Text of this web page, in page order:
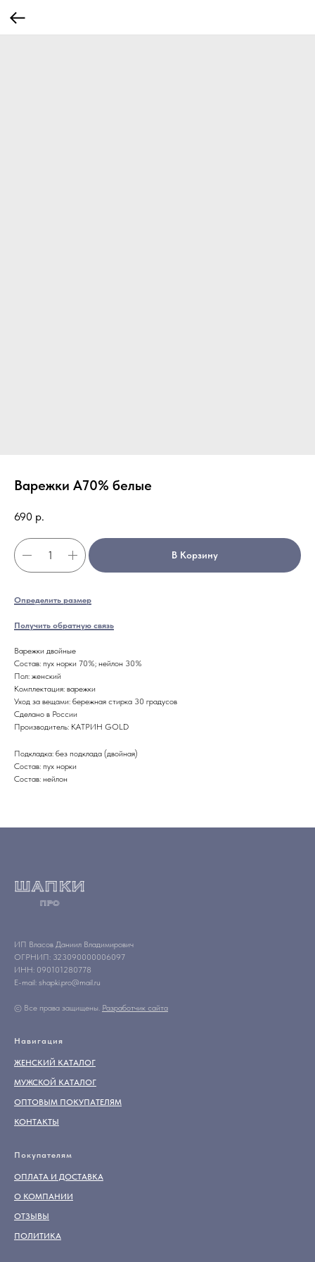
Варежки А70% белые
690 р.
В Корзину
Определить размер
Получить обратную связь
Варежки двойные
Состав: пух норки 70%; нейлон 30%
Пол: женский
Комплектация: варежки
Уход за вещами: бережная стирка 30 градусов
Сделано в России
Производитель: КАТРИН GOLD
Подкладка: без подклада (двойная)
Состав: пух норки
Состав: нейлон
ИП Власов Даниил Владимирович
ОГРНИП: 323090000006097
ИНН: 090101280778
E-mail: shapki.pro@mail.ru
© Все права защищены. Разработчик сайта
Навигация
ЖЕНСКИЙ КАТАЛОГ
МУЖСКОЙ КАТАЛОГ
ОПТОВЫМ ПОКУПАТЕЛЯМ
КОНТАКТЫ
Покупателям
ОПЛАТА И ДОСТАВКА
О КОМПАНИИ
ОТЗЫВЫ
ПОЛИТИКА